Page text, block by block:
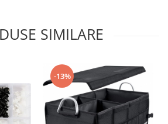
SIMILARE
-13%